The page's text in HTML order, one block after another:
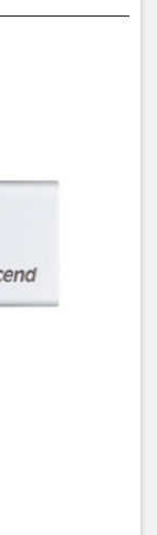
lưu
ổ cứng là 1Tb, cho
họa của mình